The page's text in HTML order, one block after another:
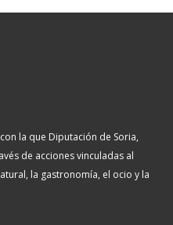
la que Diputación de Soria,
de acciones vinculadas al
la gastronomía, el ocio y la